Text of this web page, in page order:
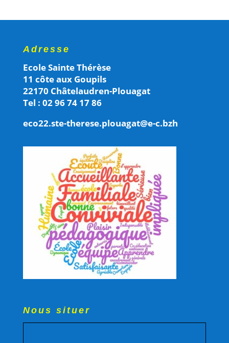
Adresse
Ecole Sainte Thérèse
11 côte aux Goupils
22170 Châtelaudren-Plouagat
Tel : 02 96 74 17 86
eco22.ste-therese.plouagat@e-c.bzh
Nous situer